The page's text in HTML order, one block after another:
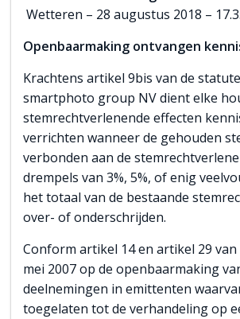
Wetteren – 28 augustus 2018 –
Openbaarmaking ontvangen
Krachtens artikel 9bis van de
smartphoto group NV dient elke
stemrechtverlenende effecten
verrichten wanneer de gehouden
verbonden aan de
drempels van 3%, 5%, of enig
het totaal van de bestaande
over- of onderschrijden.
Conform artikel 14 en artikel 29 van
mei 2007 op de openbaarmaking
deelnemingen in emittenten
toegelaten tot de verhandeling op